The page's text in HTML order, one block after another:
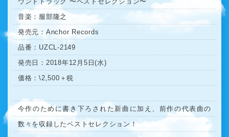
音楽：服部隆之
発売元：Anchor Records
品番：UZCL-2149
発売日：2018年12月5日(水)
価格：\2,500＋税
今作のために書き下ろされた新曲に加え、前作の代表曲の
数々を収録したベストセレクション！